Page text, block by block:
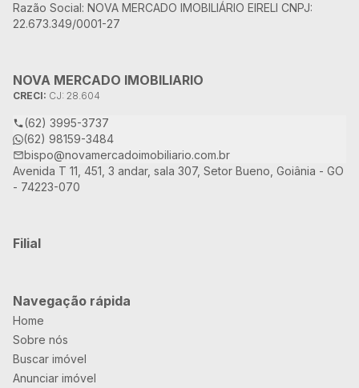
Razão Social: NOVA MERCADO IMOBILIÁRIO EIRELI CNPJ:
22.673.349/0001-27
NOVA MERCADO IMOBILIARIO
CRECI: CJ: 28.604
(62) 3995-3737
(62) 98159-3484
bispo@novamercadoimobiliario.com.br
Avenida T 11, 451, 3 andar, sala 307, Setor Bueno, Goiânia - GO
- 74223-070
Filial
Navegação rápida
Home
Sobre nós
Buscar imóvel
Anunciar imóvel